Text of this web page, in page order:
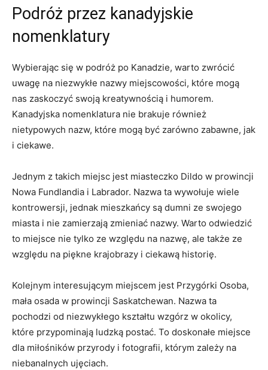
Podróż przez kanadyjskie
nomenklatury
Wybierając‍ się w‌ podróż po Kanadzie, warto ‍zwrócić
uwagę na niezwykłe ‌nazwy miejscowości, które mogą⁤
nas zaskoczyć swoją kreatywnością i humorem.
Kanadyjska nomenklatura nie brakuje‍ również
⁣nietypowych nazw,⁤ które mogą⁢ być ‍zarówno⁣ zabawne, jak
i ciekawe.
Jednym z takich miejsc jest miasteczko ‌Dildo w ⁢prowincji
Nowa ⁣Fundlandia i Labrador. Nazwa ta ⁣wywołuje wiele
kontrowersji, jednak mieszkańcy są dumni ze ⁣swojego
miasta i nie zamierzają zmieniać nazwy.⁤ Warto odwiedzić
to miejsce nie tylko‌ ze względu na nazwę, ale także ze
względu na‍ piękne ‌krajobrazy​ i ciekawą⁣ historię.
Kolejnym ‌interesującym miejscem jest Przygórki Osoba,
‍mała osada w prowincji ⁢Saskatchewan. Nazwa ta⁣
pochodzi od‍ niezwykłego kształtu wzgórz w okolicy,
które przypominają ludzką postać. To doskonałe miejsce
dla miłośników przyrody ⁣i fotografii,​ którym zależy ⁤na
niebanalnych ⁢ujęciach.